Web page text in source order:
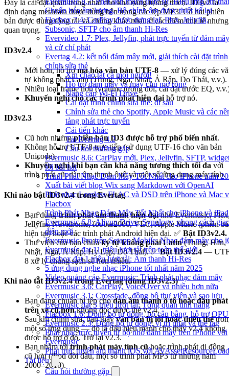
Chuẩn hóa âm lượng, Bộ chỉnh âm được thiết kế lại
Flacbox 7.4: CarPlay được dựng lại, Plex, Jellyfin,
Subsonic, SFTP cho âm thanh Hi-Res
Evervideo 1.7: Plex, Jellyfin, phát trực tuyến từ đám mây
và cử chỉ phát
Evertag 4.2: kết nối đám mây mới, giải thích cài đặt trình
chỉnh sửa thẻ
Xin chào tất cả mọi người!
Hỗ trợ đám mây và máy chủ mở rộng
Nâng cấp Wi-Fi Drive
Cài đặt trình chỉnh sửa thẻ: đi sâu
Chỉnh sửa thẻ cho Spotify, Apple Music và các
tảng phát trực tuyến
Cải tiến khác
Tải Evertag 4.2
Câu hỏi thường gặp
Evermusic 8.6: CarPlay mới, Plex, Jellyfin, SFTP,
lời bài hát
Trình Phát Nhạc Đám Mây Tốt Nhất cho iPhone năm
Xuất bài viết blog Wix sang Markdown với OpenAI
Phát nhạc Lossless FLAC và DSD trên iPhone và Mac
Flacbox
Trình Phát Nhạc Đám Mây Tốt Nhất cho iPhone và iPad
Evermusic 6.8: Aliyun Drive, Synology, phong cách
diện mới
Evermusic Pro trên Setapp Mobile: Nhạc đám mây cho
Evermusic đạt 11 triệu lượt tải trên toàn thế giới
Flacbox đạt 1 triệu lượt tải: Âm thanh Hi-Res
5 ứng dụng nghe nhạc iPhone tốt nhất năm 2025
Video quảng cáo Evermusic: Trình phát nhạc đám mây
Evermusic 3.6: CarPlay, VoiceOver và nhiều hơn nữa
Evermusic 3.1: Crossfade, đồng bộ thư viện và sao lưu
Evermusic đạt 3 triệu lượt tải: Tổng quan tính năng
Flacbox 1.6: Đồng bộ tự động, bộ cân bằng, hỗ trợ
Evermusic 2.3: Đồng bộ tự động, vị trí phát và thẻ tag
Phát nhạc trực tuyến từ bộ nhớ đám mây trên iPhone với
Evermusic
Phát trực tuyến âm thanh iOS với
Tài liệu
Câu hỏi thường gặp
Đây là cài đặt quan trọng nhất cho khả năng tương thích. ID3v2 là
định dạng metadata được dùng bên trong các tệp MP3. Có hai phiên
bản được dùng rộng rãi và chúng khác nhau ở các điểm tinh tế nhưng
quan trọng.
ID3v2.4
Mới hơn, hỗ trợmã hóa văn bản UTF-8 — xử lý đúng các
tự không phải Latin (Trung, Nga, Nhật, Ả Rập, Do Thái, v.v.).
Nhiều loại frame hơn (volume tương đối, cài đặt trước EQ,
Khuyến nghị cho các trình phát hiện đại hỗ trợ nó.
ID3v2.3
Cũ hơn nhưngphiên bản ID3 được hỗ trợ phổ biến nhất.
Không hỗ trợ UTF-8 trực tiếp (sử dụng UTF-16 cho văn bản
Unicode).
Khuyến nghị khi bạn cần khả năng tương thích tối đa với
trình phát cũ, dàn âm thanh ô tô và một số ứng dụng máy tính.
Khi nào bật ID3v2.4 trong Evertag
Bạn dùngtrình phát âm thanh hiện đạinhư Evermusic,
Jellyfin, Navidrome, foobar2000, VLC, Apple Music (phiên
hiện tại) hoặc các trình phát Android hiện đại. ✅ Bật ID3v2.4.
Thư viện của bạn chứaký tự không phải Latin(Trung, Hàn,
Nhật, Nga, Ả Rập, Hy Lạp, Do Thái). ✅Bật ID3v2.4 —
8 xử lý chúng sạch sẽ hơn nhiều.
Khi nào tắt ID3v2.4 trong Evertag (dùng ID3v2.3)
Bạn đang chuẩn bị tệp chodàn âm thanh ô tô hoặc đầu phát
trên xe cũ hơnkhông đọc được thẻ v2.4.
Sau khi chỉnh sửa, bạn thấyvăn bản bị lỗi hoặc thiếu thẻ
một số ứng dụng — đó là dấu hiệu mạnh cho thấy v2.4 không
được hỗ trợ ở đó. Trở lại v2.3.
Bạn nhắm tớitrình phát máy tính cũhoặc trình phát di động
cũ hơn (iPod đời đầu, một số trình phát MP3 từ những năm
2000–2010).